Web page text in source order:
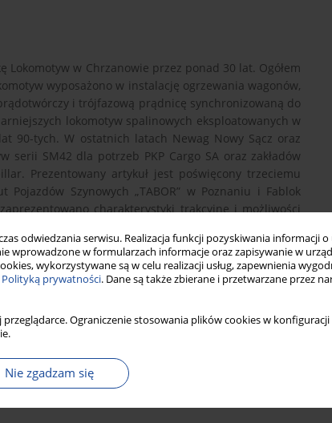
odwiedzania serwisu. Realizacja funkcji pozyskiwania informacji
wprowadzone w formularzach informacje oraz zapisywanie w
wykorzystywane są w celu realizacji usług, zapewnienia
Polityką prywatności. Dane są także zbierane i przetwarzane przez
Ograniczenie stosowania plików cookies w
Nie zgadzam się
Lokomotyw w Chrzanowie przez ponad 30 lat. Ogółem
wyposażono w instalację ogrzewania wagonów,
i trójfazową prądnicę synchronizowaną do
lokomotyw spalinowych eksploatowanych w
90-tych. W ostatnich latach Newag Nowy Sącz oraz
serii SM42 dla potrzeb PKP Cargo SA oraz zakładów
Prezentowany artykuł jest poświęcony trzeciemu
Szynowych „TABOR” w Poznaniu i Fablok
charakterystyki trakcyjne i możliwości
przedstawiono opisy nowych i zmodernizowanych
dla uzyskania świadectwa dopuszczenia do
nr 6ZR6 2008C/07089 pt. Zmodernizowana
spełniającym wymagania normy EURO IIIa.
spalinowej lokomotywy serii SM42.